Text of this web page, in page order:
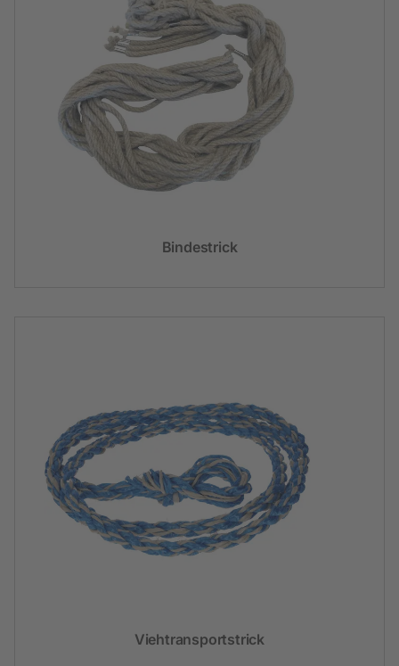
Bindestrick
Viehtransportstrick